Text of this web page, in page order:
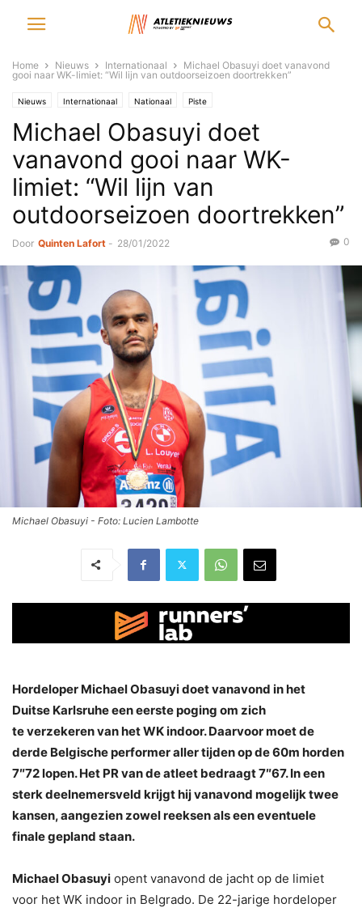
Home Nieuws Internationaal
Michael Obasuyi doet vanavond
gooi naar WK-limiet: “Wil lijn van outdoorseizoen doortrekken”
Nieuws Internationaal Nationaal Piste
Michael Obasuyi doet
vanavond gooi naar WK-
limiet: “Wil lijn van
outdoorseizoen doortrekken”
Door Quinten Lafort - 28/01/2022 0
Michael Obasuyi - Foto: Lucien Lambotte
Hordeloper Michael Obasuyi doet vanavond in het
Duitse Karlsruhe een eerste poging om zich
te verzekeren van het WK indoor. Daarvoor moet de
derde Belgische performer aller tijden op de 60m horden
7″72 lopen. Het PR van de atleet bedraagt 7″67. In een
sterk deelnemersveld krijgt hij vanavond mogelijk twee
kansen, aangezien zowel reeksen als een eventuele
finale gepland staan.
Michael Obasuyi opent vanavond de jacht op de limiet
voor het WK indoor in Belgrado. De 22-jarige hordeloper